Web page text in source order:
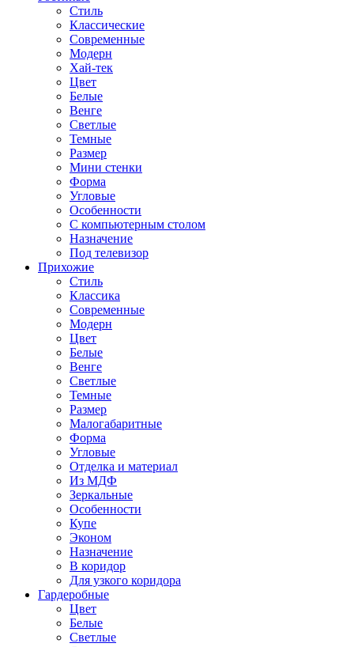
Стиль
Классические
Современные
Модерн
Хай-тек
Цвет
Белые
Венге
Светлые
Темные
Размер
Мини стенки
Форма
Угловые
Особенности
С компьютерным столом
Назначение
Под телевизор
Прихожие
Стиль
Классика
Современные
Модерн
Цвет
Белые
Венге
Светлые
Темные
Размер
Малогабаритные
Форма
Угловые
Отделка и материал
Из МДФ
Зеркальные
Особенности
Купе
Эконом
Назначение
В коридор
Для узкого коридора
Гардеробные
Цвет
Белые
Светлые